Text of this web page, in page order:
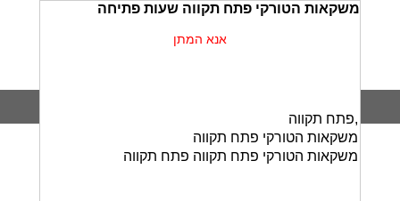
משקאות הטורקי פתח תקווה שעות פתיחה
אנא המתן
,פתח תקווה
משקאות הטורקי פתח תקווה
משקאות הטורקי פתח תקווה פתח תקווה